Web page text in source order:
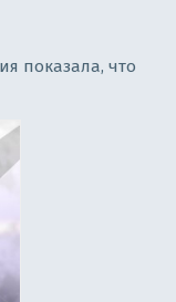
показала, что